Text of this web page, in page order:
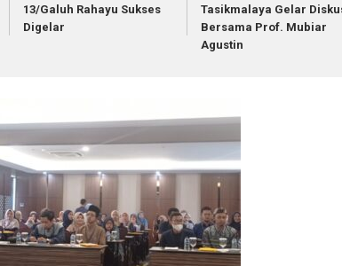
13/Galuh Rahayu Sukses
Digelar
Tasikmalaya Gelar
Bersama Prof. Mubiar
Agustin